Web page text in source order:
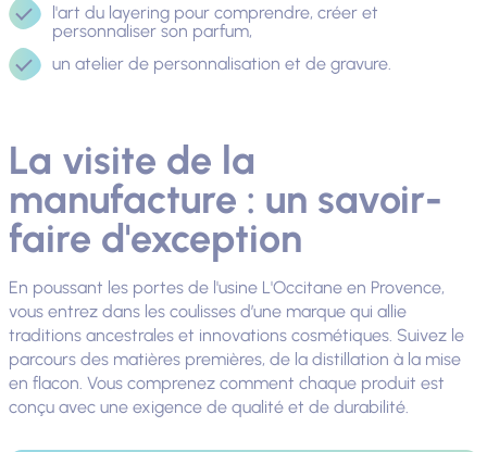
l'art du layering pour comprendre, créer et
personnaliser son parfum,
un atelier de personnalisation et de gravure.
La visite de la
manufacture : un savoir-
faire d'exception
En poussant les portes de l'usine L'Occitane en Provence,
vous entrez dans les coulisses d’une marque qui allie
traditions ancestrales et innovations cosmétiques. Suivez le
parcours des matières premières, de la distillation à la mise
en flacon. Vous comprenez comment chaque produit est
conçu avec une exigence de qualité et de durabilité.